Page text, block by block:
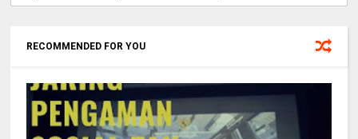
RECOMMENDED FOR YOU